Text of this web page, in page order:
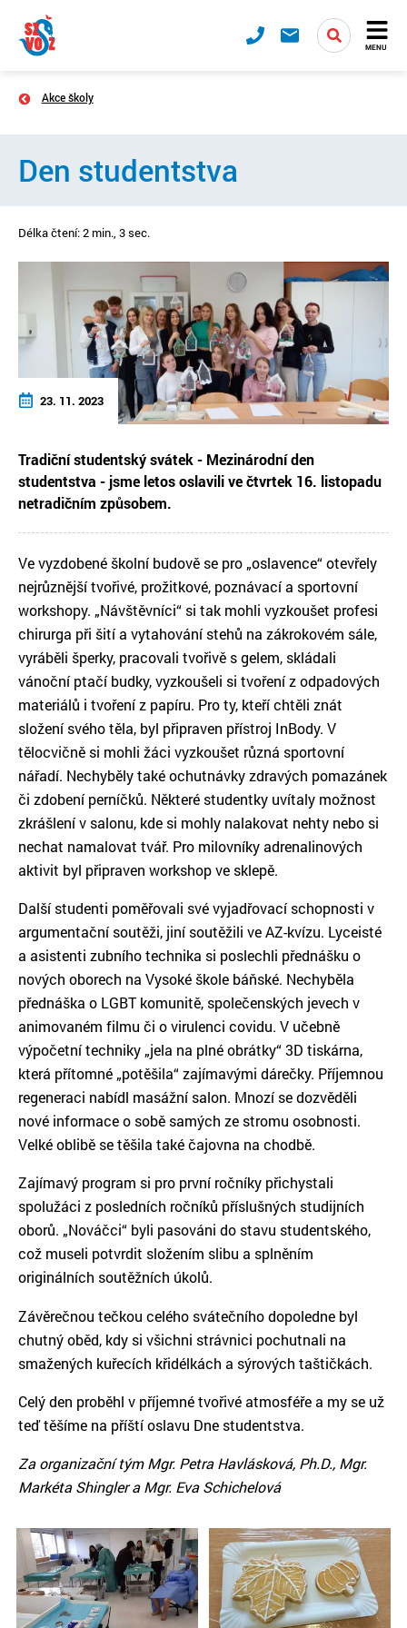
MENU
Akce školy
Den studentstva
Délka čtení: 2 min., 3 sec.
23. 11. 2023
Tradiční studentský svátek - Mezinárodní den
studentstva - jsme letos oslavili ve čtvrtek 16. listopadu
netradičním způsobem.
Ve vyzdobené školní budově se pro „oslavence“ otevřely
nejrůznější tvořivé, prožitkové, poznávací a sportovní
workshopy. „Návštěvníci“ si tak mohli vyzkoušet profesi
chirurga při šití a vytahování stehů na zákrokovém sále,
vyráběli šperky, pracovali tvořivě s gelem, skládali
vánoční ptačí budky, vyzkoušeli si tvoření z odpadových
materiálů i tvoření z papíru. Pro ty, kteří chtěli znát
složení svého těla, byl připraven přístroj InBody. V
tělocvičně si mohli žáci vyzkoušet různá sportovní
nářadí. Nechyběly také ochutnávky zdravých pomazánek
či zdobení perníčků. Některé studentky uvítaly možnost
zkrášlení v salonu, kde si mohly nalakovat nehty nebo si
nechat namalovat tvář. Pro milovníky adrenalinových
aktivit byl připraven workshop ve sklepě.
Další studenti poměřovali své vyjadřovací schopnosti v
argumentační soutěži, jiní soutěžili ve AZ-kvízu. Lyceisté
a asistenti zubního technika si poslechli přednášku o
nových oborech na Vysoké škole báňské. Nechyběla
přednáška o LGBT komunitě, společenských jevech v
animovaném filmu či o virulenci covidu. V učebně
výpočetní techniky „jela na plné obrátky“ 3D tiskárna,
která přítomné „potěšila“ zajímavými dárečky. Příjemnou
regeneraci nabídl masážní salon. Mnozí se dozvěděli
nové informace o sobě samých ze stromu osobnosti.
Velké oblibě se těšila také čajovna na chodbě.
Zajímavý program si pro první ročníky přichystali
spolužáci z posledních ročníků příslušných studijních
oborů. „Nováčci“ byli pasováni do stavu studentského,
což museli potvrdit složením slibu a splněním
originálních soutěžních úkolů.
Závěrečnou tečkou celého svátečního dopoledne byl
chutný oběd, kdy si všichni strávnici pochutnali na
smažených kuřecích křidélkách a sýrových taštičkách.
Celý den proběhl v příjemné tvořivé atmosféře a my se už
teď těšíme na příští oslavu Dne studentstva.
Za organizační tým Mgr. Petra Havlásková, Ph.D., Mgr.
Markéta Shingler a Mgr. Eva Schichelová